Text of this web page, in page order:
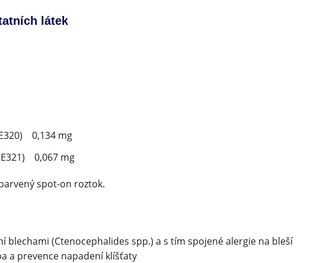
látek
0,134 mg
0,067 mg
spot-on roztok.
blechami (Ctenocephalides spp.) a s tím spojené alergie na bleší
a prevence napadení klíšťaty